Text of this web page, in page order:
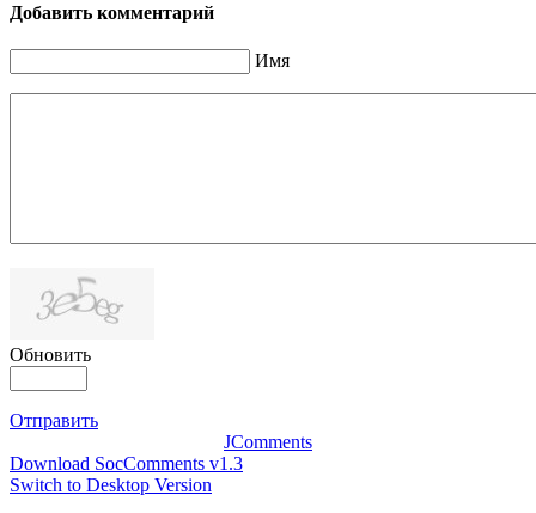
Добавить комментарий
Имя
Обновить
Отправить
JComments
Download SocComments v1.3
Switch to Desktop Version